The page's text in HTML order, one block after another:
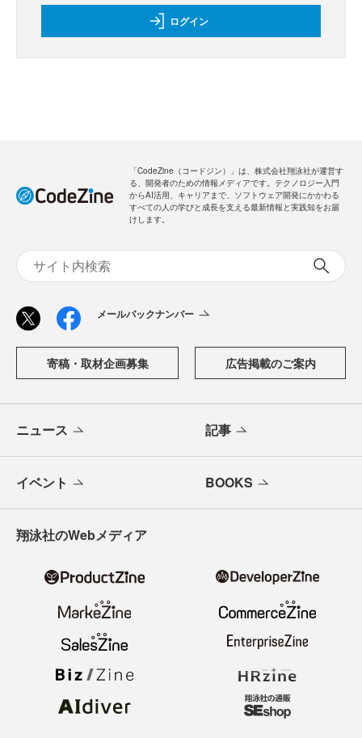
ログイン
「CodeZine（コードジン）」は、株式会社翔泳社が運営す
る、開発者のための情報メディアです。テクノロジー入門
からAI活用、キャリアまで、ソフトウェア開発にかかわる
すべての人の学びと成長を支える最新情報と実践知をお届
けします。
メールバックナンバー
寄稿・取材企画募集 広告掲載のご案内
ニュース 記事
イベント BOOKS
翔泳社のWebメディア